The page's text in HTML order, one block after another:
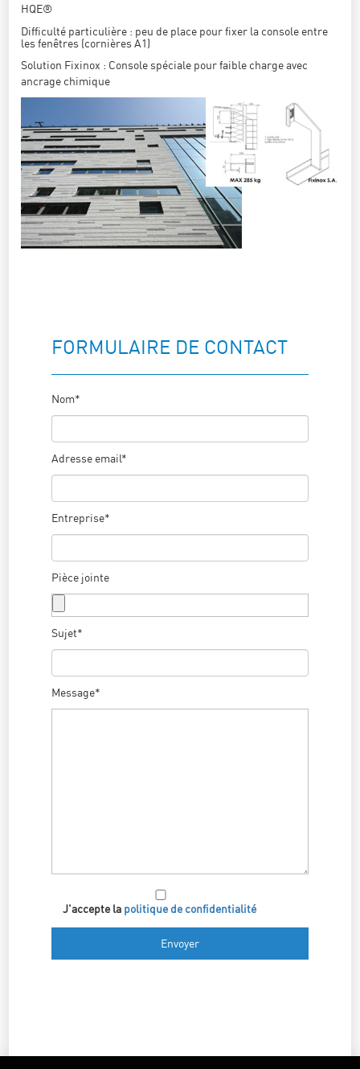
HQE®
Difficulté particulière : peu de place pour fixer la console entre
les fenêtres (cornières A1)
Solution Fixinox : Console spéciale pour faible charge avec
ancrage chimique
FORMULAIRE DE CONTACT
Nom*
Adresse email*
Entreprise*
Pièce jointe
Sujet*
Message*
J'accepte la politique de confidentialité